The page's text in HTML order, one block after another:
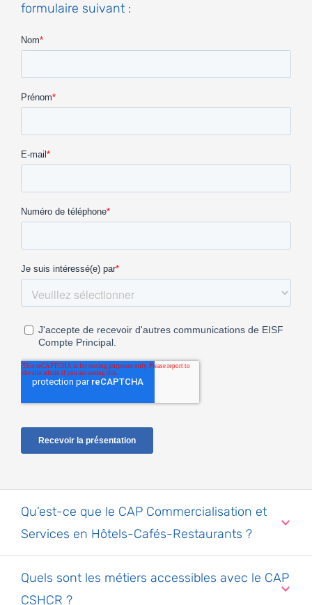
formulaire suivant :
Qu’est-ce que le CAP Commercialisation et
Services en Hôtels-Cafés-Restaurants ?
Quels sont les métiers accessibles avec le CAP
CSHCR ?